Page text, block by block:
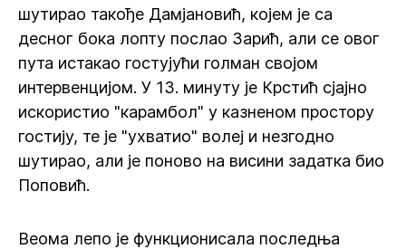
шутирао такође Дамјановић, којем је са
десног бока лопту послао Зарић, али се овог
пута истакао гостујући голман својом
интервенцијом. У 13. минуту је Крстић сјајно
искористио "карамбол" у казненом простору
гостију, те је "ухватио" волеј и незгодно
шутирао, али је поново на висини задатка био
Поповић.
Веома лепо је функционисала последња